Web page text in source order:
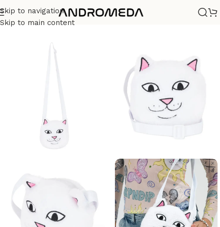
Skip to navigation
Skip to main content
Casa/ Ripndip/Accesorios